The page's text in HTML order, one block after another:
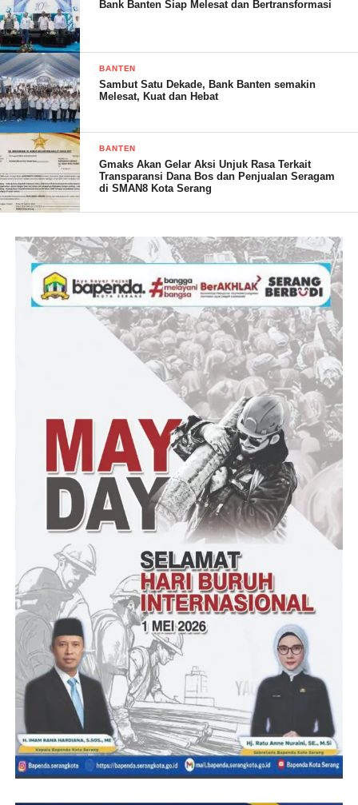
Ia mengingatkan, pelajaran pada Pemilu 2019 bahwa polarisasi,
politik berita, kampanye hitam, hoaks, sempat terjadi. Ancaman-
ancaman itu harus diperangi bersama jelang Pemilu 2024,
bahkan usai pemilihan.
“Kepentingan yang lebih besar adalah menjaga keberagaman,
toleransi beragama, dan juga Kesatuan di negara Republik
Indonesia,” ujar Kadivhumas.
M. Jandan Salim,SE
Post Views: 0
Bank Banten Siap Melesat dan Bertransformasi
BANTEN
Sambut Satu Dekade, Bank Banten semakin
Melesat, Kuat dan Hebat
BANTEN
Gmaks Akan Gelar Aksi Unjuk Rasa Terkait
Transparansi Dana Bos dan Penjualan Seragam
di SMAN8 Kota Serang